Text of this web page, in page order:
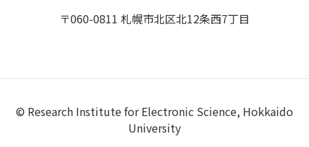
〒060-0811 札幌市北区北12条西7丁目
© Research Institute for Electronic Science, Hokkaido
University